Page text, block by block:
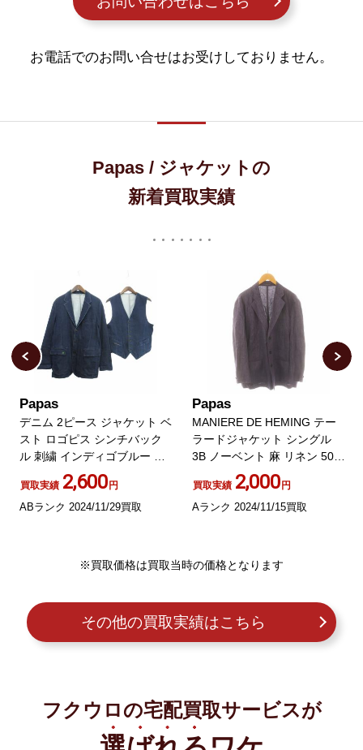
お電話でのお問い合せはお受けしておりません。
Papas / ジャケットの
新着買取実績
Papas
デニム 2ピース ジャケット ベ
スト ロゴピス シンチバック
ル 刺繍 インディゴブルー 青
買取実績 2,600円
ABランク 2024/11/29買取
Papas
MANIERE DE HEMING テー
ラードジャケット シングル
3B ノーベント 麻 リネン 50 L
紫 パープル
買取実績 2,000円
Aランク 2024/11/15買取
※買取価格は買取当時の価格となります
その他の買取実績はこちら
フクウロの宅配買取サービスが